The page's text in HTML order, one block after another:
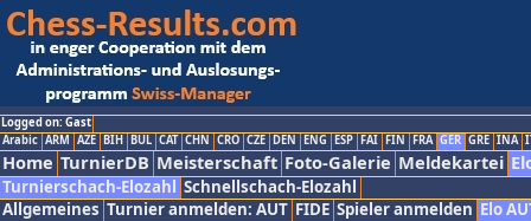
Logged on: Gast
Arabic ARM AZE BIH BUL CAT CHN CRO CZE DEN ENG ESP FAI FIN FRA GER GRE INA
Home TurnierDB Meisterschaft Foto-Galerie Meldekartei
Turnierschach-Elozahl Schnellschach-Elozahl
Allgemeines Turnier anmelden: AUT FIDE Spieler anmelden Elo